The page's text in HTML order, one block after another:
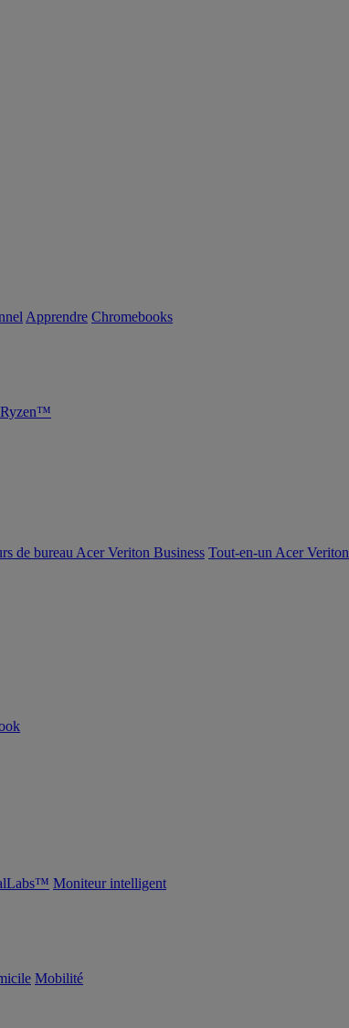
Apprendre Chromebooks
Ryzen™
de bureau Acer Veriton Business Tout-en-un Acer Veriton
Moniteur intelligent
Mobilité